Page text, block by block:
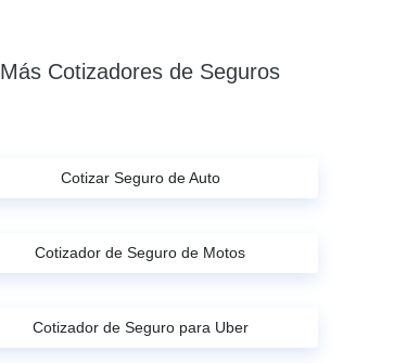
Más Cotizadores de Seguros
Cotizar Seguro de Auto
Cotizador de Seguro de Motos
Cotizador de Seguro para Uber